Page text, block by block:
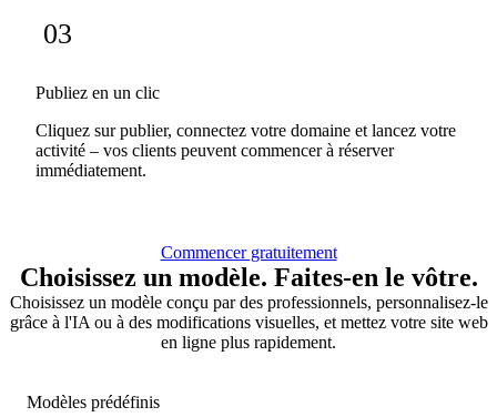
03
Publiez en un clic
Cliquez sur publier, connectez votre domaine et lancez votre
activité – vos clients peuvent commencer à réserver
immédiatement.
Commencer gratuitement
Choisissez un modèle. Faites-en le vôtre.
Choisissez un modèle conçu par des professionnels, personnalisez-le
grâce à l'IA ou à des modifications visuelles, et mettez votre site web
en ligne plus rapidement.
Modèles prédéfinis